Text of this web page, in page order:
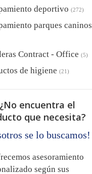
deportivo (272)
parques caninos
Contract - Office (5)
de higiene (21)
¿No encuentra el
que necesita?
se lo buscamos!
asesoramiento
según sus